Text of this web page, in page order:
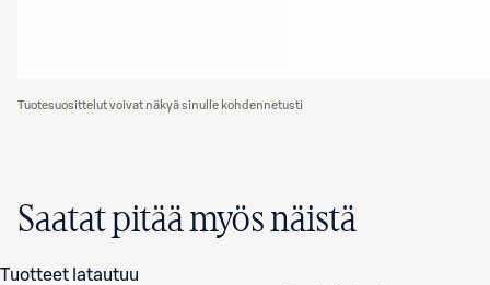
Tuotesuosittelut voivat näkyä sinulle kohdennetusti
Saatat pitää myös näistä
Tuotteet latautuu